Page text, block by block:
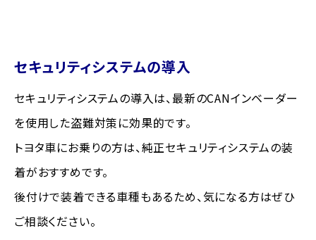
セキュリティシステムの導入
セキュリティシステムの導入は、最新のCANインベーダー
を使用した盗難対策に効果的です。
トヨタ車にお乗りの方は、純正セキュリティシステムの装
着がおすすめです。
後付けで装着できる車種もあるため、気になる方はぜひ
ご相談ください。